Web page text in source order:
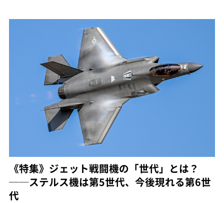
《特集》ジェット戦闘機の「世代」とは？
──ステルス機は第5世代、今後現れる第6世
代